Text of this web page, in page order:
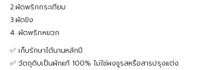
2.ผัดพริกกระเทียม
3.ผัดขิง
4. ผัดพริกหยวก
✅ เก็บรักษาได้นานหลักปี
✅️ วัตถุดิบเป็นผักแท้ 100% ไม่ใช่ผงชูรสหรือสารปรุงแต่ง